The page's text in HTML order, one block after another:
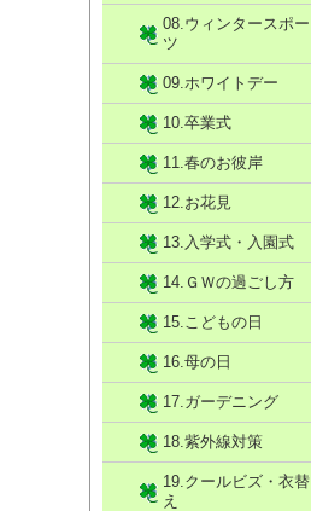
08.ウィンタースポー
ツ
09.ホワイトデー
10.卒業式
11.春のお彼岸
12.お花見
13.入学式・入園式
14.ＧＷの過ごし方
15.こどもの日
16.母の日
17.ガーデニング
18.紫外線対策
19.クールビズ・衣替
え